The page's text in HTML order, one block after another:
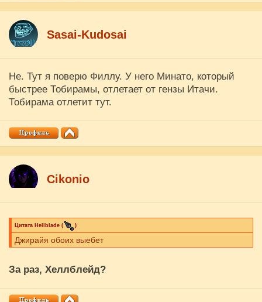
Sasai-Kudosai
Не. Тут я поверю Филлу. У него Минато, который
быстрее Тобирамы, отлетает от гензы Итачи.
Тобирама отлетит тут.
Cikоnio
Цитата Hellblade ( )
Джирайя обоих выебет
За раз, Хеллблейд?